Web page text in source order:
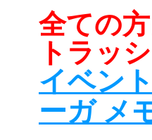
全ての
トラッ
イベン
ーガ メ